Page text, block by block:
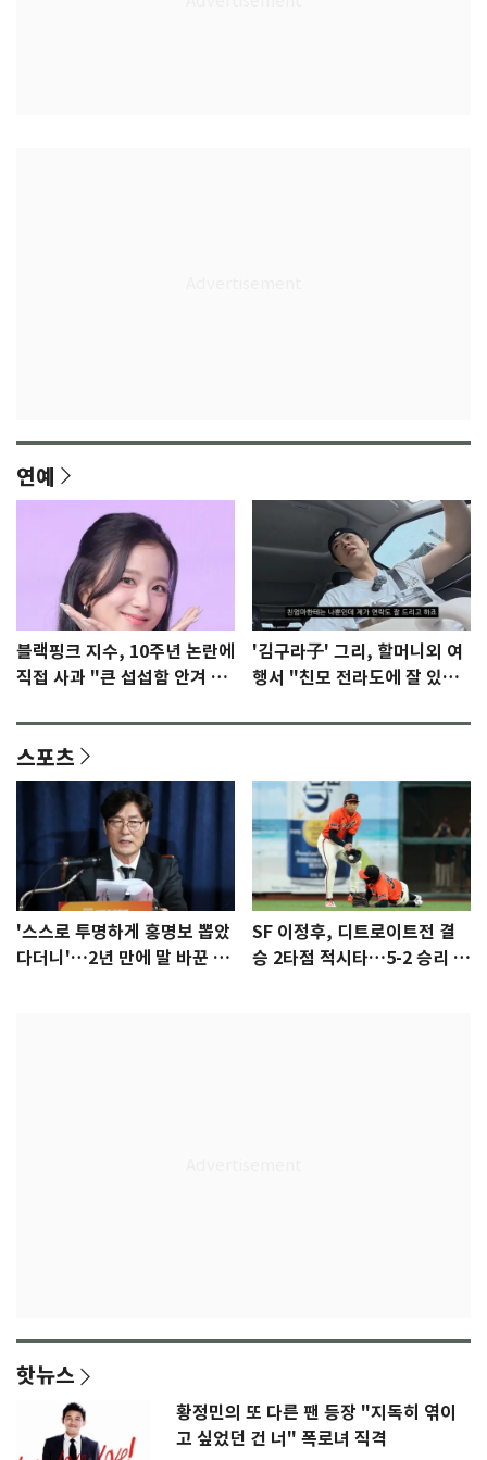
연예
블랙핑크 지수, 10주년 논란에
직접 사과 "큰 섭섭함 안겨 미
'김구라子' 그리, 할머니외 여
행서 "친모 전라도에 잘 있
스포츠
'스스로 투명하게 홍명보 뽑았
다더니'…2년 만에 말 바꾼 이
SF 이정후, 디트로이트전 결
승 2타점 적시타…5-2 승리 견
핫뉴스
황정민의 또 다른 팬 등장 "지독히 엮이
고 싶었던 건 너" 폭로녀 직격